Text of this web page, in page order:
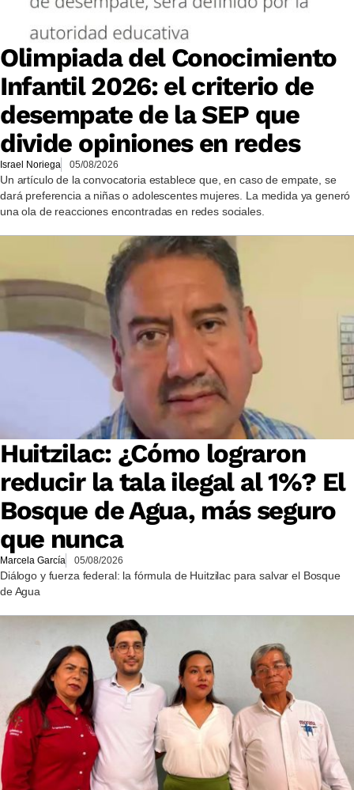
Olimpiada del Conocimiento
Infantil 2026: el criterio de
desempate de la SEP que
divide opiniones en redes
Israel Noriega 05/08/2026
Un artículo de la convocatoria establece que, en caso de empate, se
dará preferencia a niñas o adolescentes mujeres. La medida ya generó
una ola de reacciones encontradas en redes sociales.
Huitzilac: ¿Cómo lograron
reducir la tala ilegal al 1%? El
Bosque de Agua, más seguro
que nunca
Marcela García 05/08/2026
Diálogo y fuerza federal: la fórmula de Huitzilac para salvar el Bosque
de Agua